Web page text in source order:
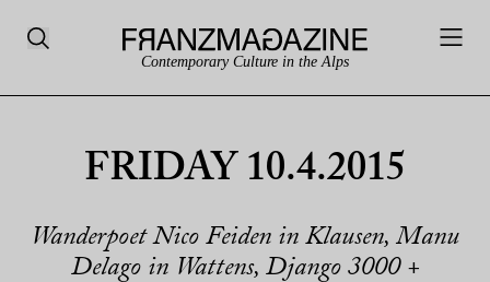
Contemporary Culture in the Alps
FRIDAY 10.4.2015
Wanderpoet Nico Feiden in Klausen, Manu
Delago in Wattens, Django 3000 +